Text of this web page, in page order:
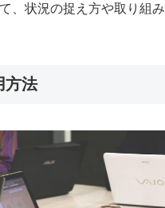
、状況の捉え方や取り組
方法